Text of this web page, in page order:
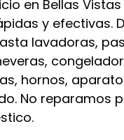
en Bellas
y efectivas.
lavadoras,
hornos,
No reparamos